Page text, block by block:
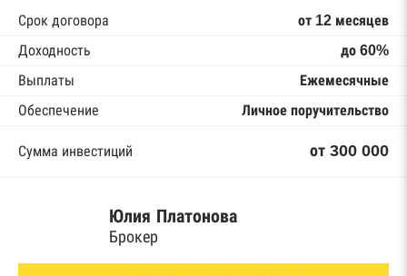
Срок договора
от 12 месяцев
Доходность
до 60%
Выплаты
Ежемесячные
Обеспечение
Личное поручительство
Сумма инвестиций от 300 000
Юлия Платонова
Брокер